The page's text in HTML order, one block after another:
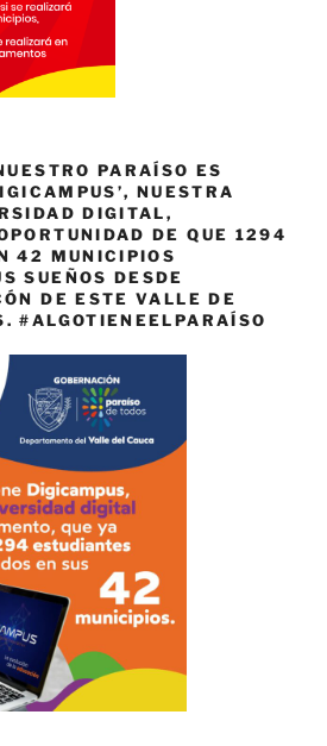
PARAÍSO ES
NUESTRA
DIGITAL,
DE QUE 1294
42 MUNICIPIOS
SUEÑOS DESDE
DE ESTE VALLE DE
#ALGOTIENEELPARAÍSO